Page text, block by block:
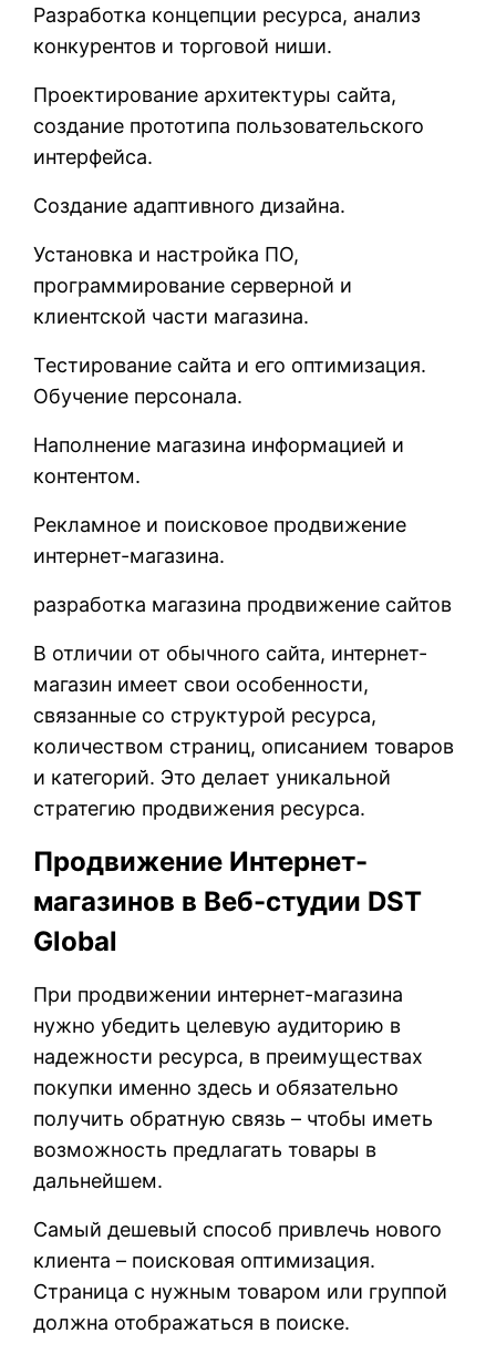
Разработка концепции ресурса, анализ
конкурентов и торговой ниши.
Проектирование архитектуры сайта,
создание прототипа пользовательского
интерфейса.
Создание адаптивного дизайна.
Установка и настройка ПО,
программирование серверной и
клиентской части магазина.
Тестирование сайта и его оптимизация.
Обучение персонала.
Наполнение магазина информацией и
контентом.
Рекламное и поисковое продвижение
интернет-магазина.
разработка магазина продвижение сайтов
В отличии от обычного сайта, интернет-
магазин имеет свои особенности,
связанные со структурой ресурса,
количеством страниц, описанием товаров
и категорий. Это делает уникальной
стратегию продвижения ресурса.
Продвижение Интернет-
магазинов в Веб-студии DST
Global
При продвижении интернет-магазина
нужно убедить целевую аудиторию в
надежности ресурса, в преимуществах
покупки именно здесь и обязательно
получить обратную связь – чтобы иметь
возможность предлагать товары в
дальнейшем.
Самый дешевый способ привлечь нового
клиента – поисковая оптимизация.
Страница с нужным товаром или группой
должна отображаться в поиске.